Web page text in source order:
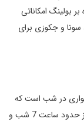
بولینگ امکاناتی
سونا و جکوزی برای
در شب است که
خاطره‌ای بی نظیر را برای شما خلق خواهد کرد. هر روز حدود ساعت 7 شب و